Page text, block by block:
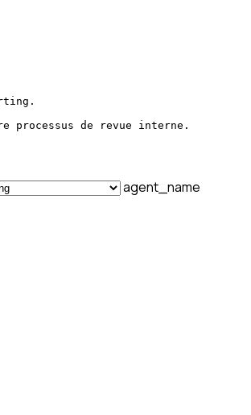
processus de revue interne.
agent_name